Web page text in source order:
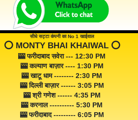
सीधे सट्टा कंपनी का No 1 खाईवाल
⭕️ MONTY BHAI KHAIWAL ⭕️
🎰 फरीदाबाद सवेरा --- 12:30 PM
🎰 कल्याण बाज़ार ---- 1:30 PM
🎰 खाटू धाम -------- 2:30 PM
🎰 दिल्ली बाज़ार ------ 3:05 PM
🎰 श्री गणेश ------ 4:35 PM
🎰 करनाल ---------- 5:30 PM
🎰 फरीदाबाद --------- 6:05 PM